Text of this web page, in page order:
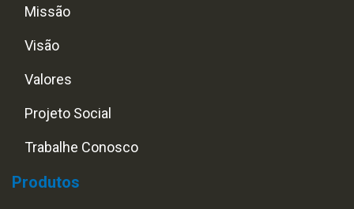
Missão
Visão
Valores
Projeto Social
Trabalhe Conosco
Produtos